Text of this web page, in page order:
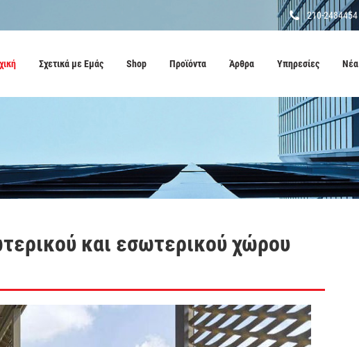
210-2484454
Σχετικά με Εμάς Shop Προϊόντα Άρθρα Υπηρεσίες Νέα
και εσωτερικού χώρου